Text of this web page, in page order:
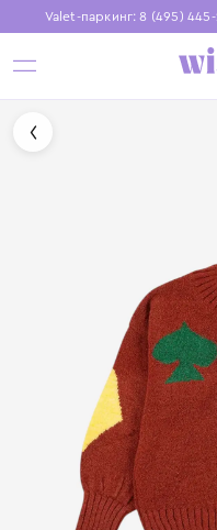
Valet-паркинг: 8 (495)
Бесплатная
Установите